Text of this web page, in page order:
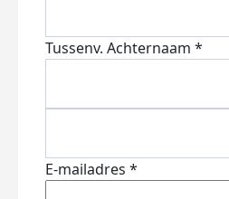
Tussenv. Achternaam *
E-mailadres *